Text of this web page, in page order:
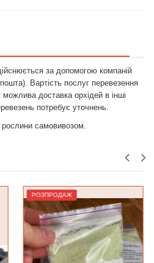
за допомогою компаній
Вартість послуг перевезення
доставка орхідей в інші
потребує уточнень.
самовивозом.
Лідер